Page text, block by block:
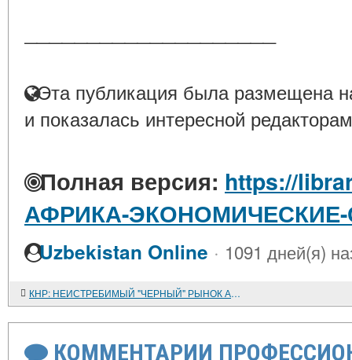
Эта публикация была размещена
и показалась интересной
Полная версия: https://
АФРИКА-
Uzbekistan Online · 1091 дней(я)
КНР: НЕИСТРЕБИМЫЙ "ЧЕРНЫЙ" РЫНОК АКЦИЙ
КОММЕНТАРИИ